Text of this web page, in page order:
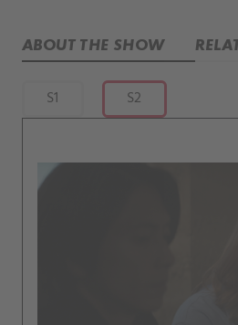
ABOUT THE SHOW
S1 S2